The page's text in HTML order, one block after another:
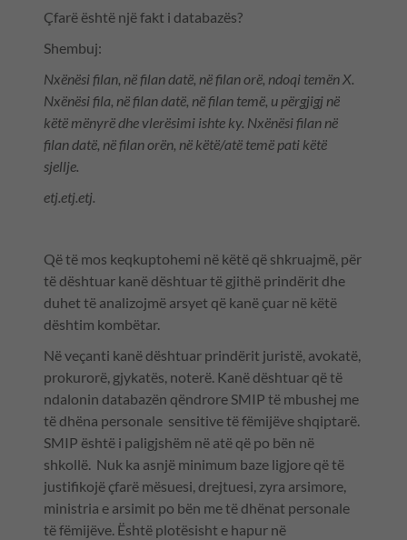
Çfarë është një fakt i databazës?
Shembuj:
Nxënësi filan, në filan datë, në filan orë, ndoqi temën X.
Nxënësi fila, në filan datë, në filan temë, u përgjigj në
këtë mënyrë dhe vlerësimi ishte ky. Nxënësi filan në
filan datë, në filan orën, në këtë/atë temë pati këtë
sjellje.
etj.etj.etj.
Që të mos keqkuptohemi në këtë që shkruajmë, për
të dështuar kanë dështuar të gjithë prindërit dhe
duhet të analizojmë arsyet që kanë çuar në këtë
dështim kombëtar.
Në veçanti kanë dështuar prindërit juristë, avokatë,
prokurorë, gjykatës, noterë. Kanë dështuar që të
ndalonin databazën qëndrore SMIP të mbushej me
të dhëna personale sensitive të fëmijëve shqiptarë.
SMIP është i paligjshëm në atë që po bën në
shkollë. Nuk ka asnjë minimum baze ligjore që të
justifikojë çfarë mësuesi, drejtuesi, zyra arsimore,
ministria e arsimit po bën me të dhënat personale
të fëmijëve. Është plotësisht e hapur në